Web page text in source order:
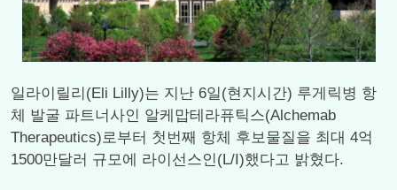
일라이릴리(Eli Lilly)는 지난 6일(현지시간) 루게릭병 항
체 발굴 파트너사인 알케맙테라퓨틱스(Alchemab
Therapeutics)로부터 첫번째 항체 후보물질을 최대 4억
1500만달러 규모에 라이선스인(L/I)했다고 밝혔다.